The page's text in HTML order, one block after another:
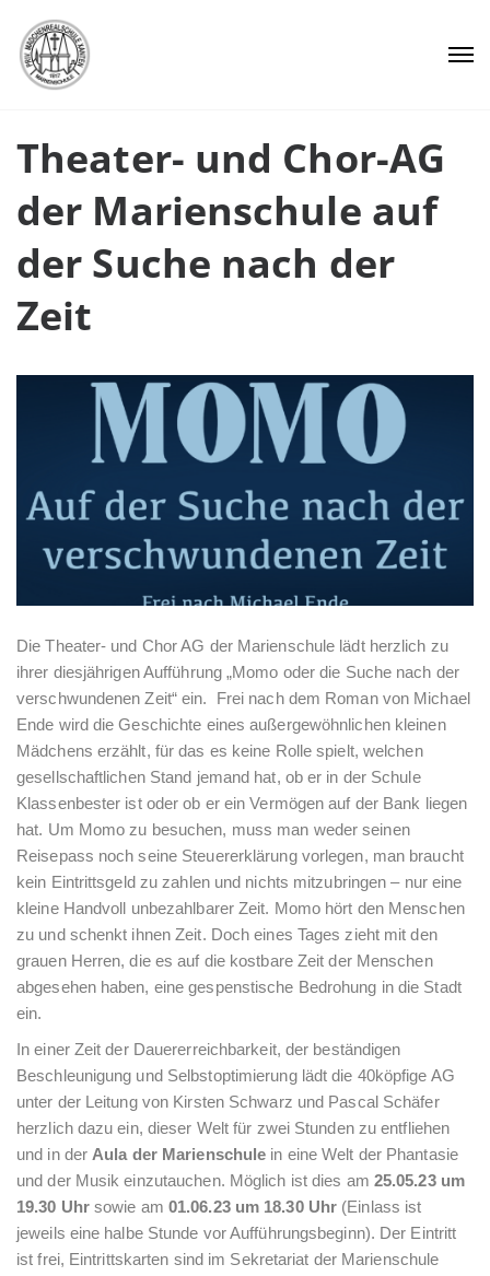
Theater- und Chor-AG
der Marienschule auf
der Suche nach der
Zeit
Die Theater- und Chor AG der Marienschule lädt herzlich zu
ihrer diesjährigen Aufführung „Momo oder die Suche nach der
verschwundenen Zeit“ ein. Frei nach dem Roman von Michael
Ende wird die Geschichte eines außergewöhnlichen kleinen
Mädchens erzählt, für das es keine Rolle spielt, welchen
gesellschaftlichen Stand jemand hat, ob er in der Schule
Klassenbester ist oder ob er ein Vermögen auf der Bank liegen
hat. Um Momo zu besuchen, muss man weder seinen
Reisepass noch seine Steuererklärung vorlegen, man braucht
kein Eintrittsgeld zu zahlen und nichts mitzubringen – nur eine
kleine Handvoll unbezahlbarer Zeit. Momo hört den Menschen
zu und schenkt ihnen Zeit. Doch eines Tages zieht mit den
grauen Herren, die es auf die kostbare Zeit der Menschen
abgesehen haben, eine gespenstische Bedrohung in die Stadt
ein.
In einer Zeit der Dauererreichbarkeit, der beständigen
Beschleunigung und Selbstoptimierung lädt die 40köpfige AG
unter der Leitung von Kirsten Schwarz und Pascal Schäfer
herzlich dazu ein, dieser Welt für zwei Stunden zu entfliehen
und in der Aula der Marienschule in eine Welt der Phantasie
und der Musik einzutauchen. Möglich ist dies am 25.05.23 um
19.30 Uhr sowie am 01.06.23 um 18.30 Uhr (Einlass ist
jeweils eine halbe Stunde vor Aufführungsbeginn). Der Eintritt
ist frei, Eintrittskarten sind im Sekretariat der Marienschule